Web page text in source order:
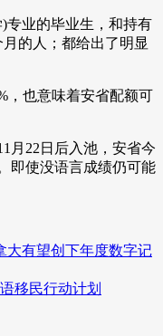
专业的毕业生，和持有
的人；都给出了明显
，也意味着安省配额可
月22日后入池，安省今
即使没语言成绩仍可能
大有望创下年度数字记
移民行动计划